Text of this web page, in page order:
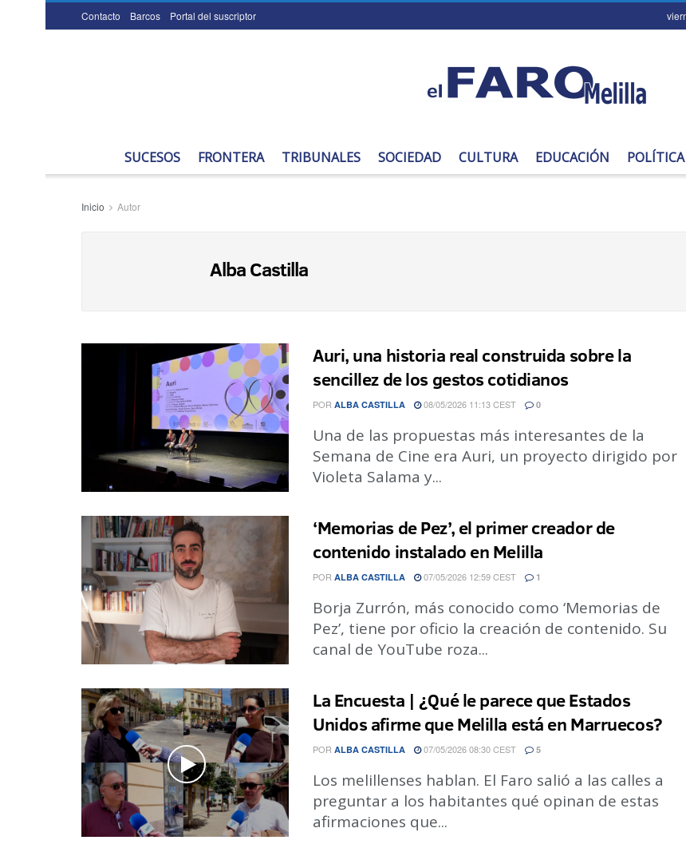
Contacto Barcos Portal del suscriptor
SUCESOS FRONTERA TRIBUNALES SOCIEDAD CULTURA EDUCACIÓN POLÍTICA
Inicio Autor
Alba Castilla
Auri, una historia real construida sobre la
sencillez de los gestos cotidianos
POR ALBA CASTILLA 08/05/2026 11:13 CEST 0
Una de las propuestas más interesantes de la
Semana de Cine era Auri, un proyecto dirigido por
Violeta Salama y...
‘Memorias de Pez’, el primer creador de
contenido instalado en Melilla
POR ALBA CASTILLA 07/05/2026 12:59 CEST 1
Borja Zurrón, más conocido como ‘Memorias de
Pez’, tiene por oficio la creación de contenido. Su
canal de YouTube roza...
La Encuesta | ¿Qué le parece que Estados
Unidos afirme que Melilla está en Marruecos?
POR ALBA CASTILLA 07/05/2026 08:30 CEST 5
Los melillenses hablan. El Faro salió a las calles a
preguntar a los habitantes qué opinan de estas
afirmaciones que...